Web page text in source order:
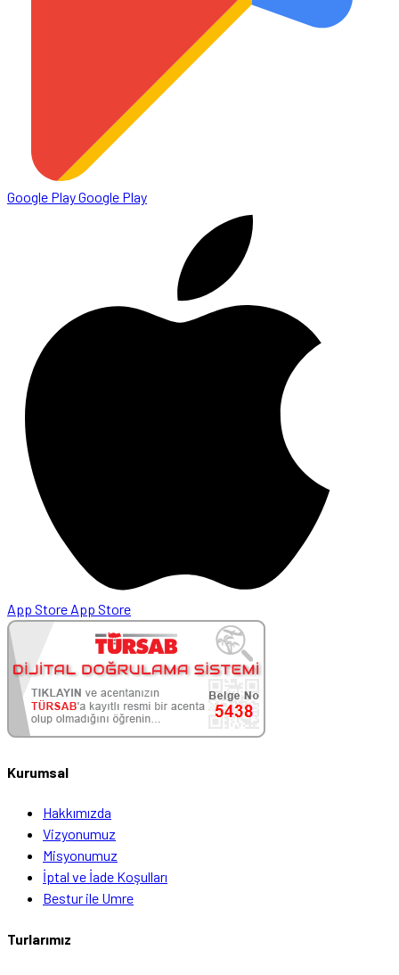
Google PlayGoogle Play
App Store App Store
Kurumsal
Hakkımızda
Vizyonumuz
Misyonumuz
İptal ve İade Koşulları
Bestur ile Umre
Turlarımız